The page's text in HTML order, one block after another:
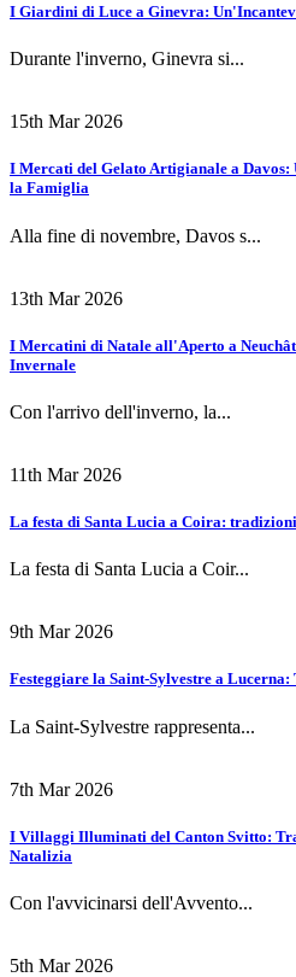
I Giardini di Luce a Ginevra:
Durante l'inverno, Ginevra si...
15th Mar 2026
I Mercati del Gelato Artigianale a
la Famiglia
Alla fine di novembre, Davos s...
13th Mar 2026
I Mercatini di Natale all'Aperto a
Invernale
Con l'arrivo dell'inverno, la...
11th Mar 2026
La festa di Santa Lucia a Coira:
La festa di Santa Lucia a Coir...
9th Mar 2026
Festeggiare la Saint-Sylvestre a
La Saint-Sylvestre rappresenta...
7th Mar 2026
I Villaggi Illuminati del Canton Svitto:
Natalizia
Con l'avvicinarsi dell'Avvento...
5th Mar 2026